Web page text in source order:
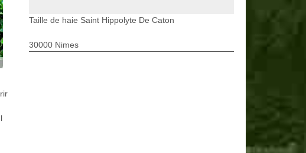
Taille de haie Saint Hippolyte De Caton
30000 Nimes